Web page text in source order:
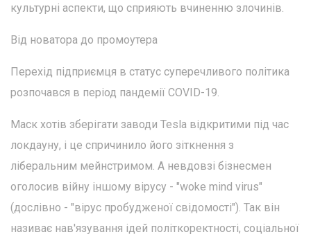
культурні аспекти, що сприяють вчиненню злочинів.
Від новатора до промоутера
Перехід підприємця в статус суперечливого політика
розпочався в період пандемії COVID-19.
Маск хотів зберігати заводи Tesla відкритими під час
локдауну, і це спричинило його зіткнення з
ліберальним мейнстримом. А невдовзі бізнесмен
оголосив війну іншому вірусу - "woke mind virus"
(дослівно - "вірус пробудженої свідомості"). Так він
називає нав'язування ідей політкоректності, соціальної